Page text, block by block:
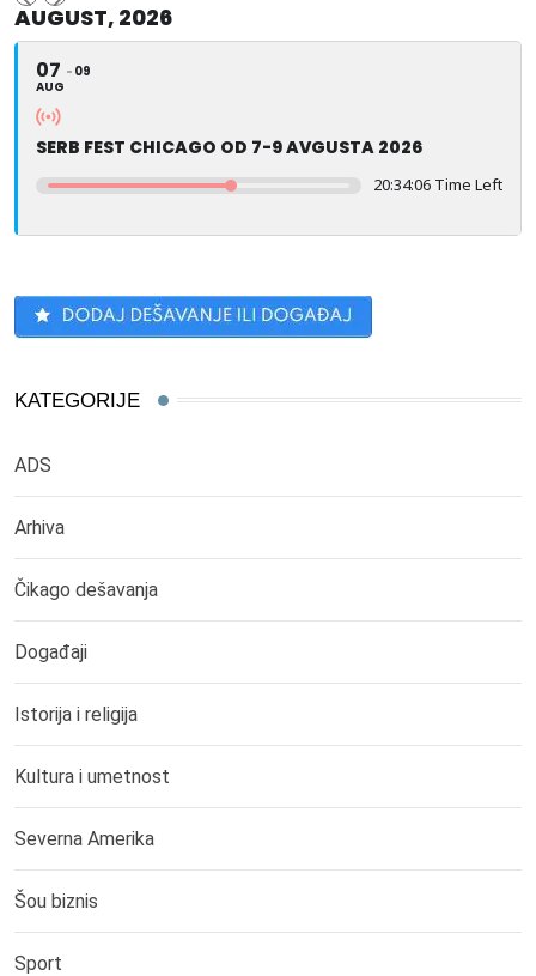
AUGUST, 2026
07
AUG
09
SERB FEST CHICAGO OD 7-9 AVGUSTA 2026
20:34:05 Time Left
KATEGORIJE
ADS
Arhiva
Čikago dešavanja
Događaji
Istorija i religija
Kultura i umetnost
Severna Amerika
Šou biznis
Sport